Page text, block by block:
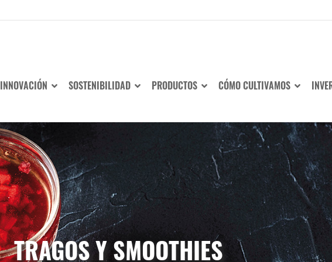
INNOVACIÓN SOSTENIBILIDAD PRODUCTOS CÓMO CULTIVAMOS
TRAGOS Y SMOOTHIES